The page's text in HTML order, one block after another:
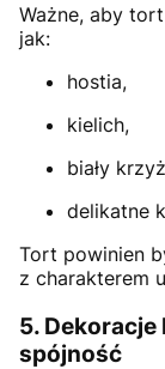
Ważne, aby
jak:
hostia,
kielich,
biały
delikatne
Tort powinien
z charakterem
5. Dekoracje
spójność